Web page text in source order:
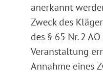
anerkannt
Zweck des
des § 65 Nr. 2
Veranstaltung
Annahme eines